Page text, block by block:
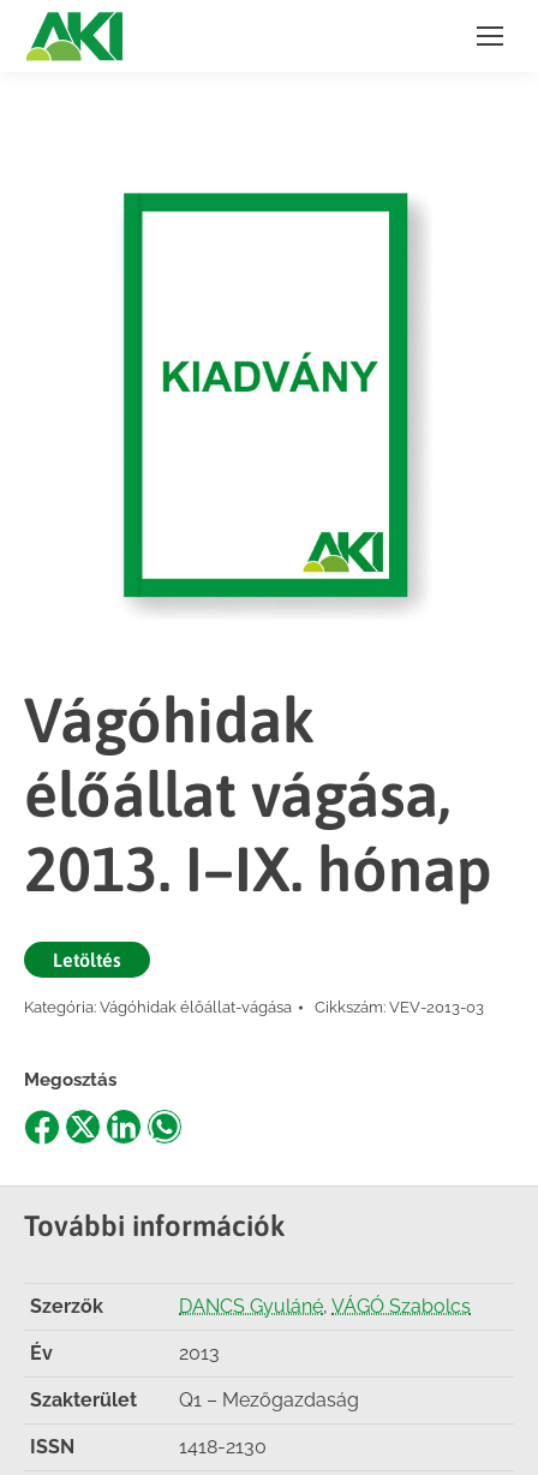
Vágóhidak
élőállat vágása,
2013. I–IX. hónap
Letöltés
Kategória: Vágóhidak élőállat-vágása Cikkszám: VEV-2013-03
Megosztás
Share
Facebook
Share
X
Share
LinkedIn
Share
WhatsApp
További információk
Szerzők DANCS Gyuláné, VÁGÓ Szabolcs
Év 2013
Szakterület Q1 – Mezőgazdaság
ISSN 1418-2130